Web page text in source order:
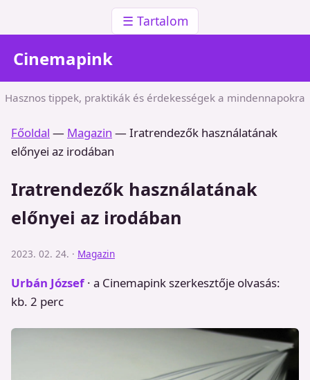
☰ Tartalom
Cinemapink
Hasznos tippek, praktikák és érdekességek a mindennapokra
Főoldal — Magazin —Iratrendezők használatának
előnyei az irodában
Iratrendezők használatának
előnyei az irodában
2023. 02. 24. · Magazin
Urbán József · a Cinemapink szerkesztője olvasás:
kb. 2 perc